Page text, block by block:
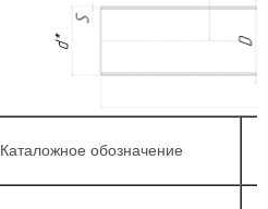
Каталожное обозначение